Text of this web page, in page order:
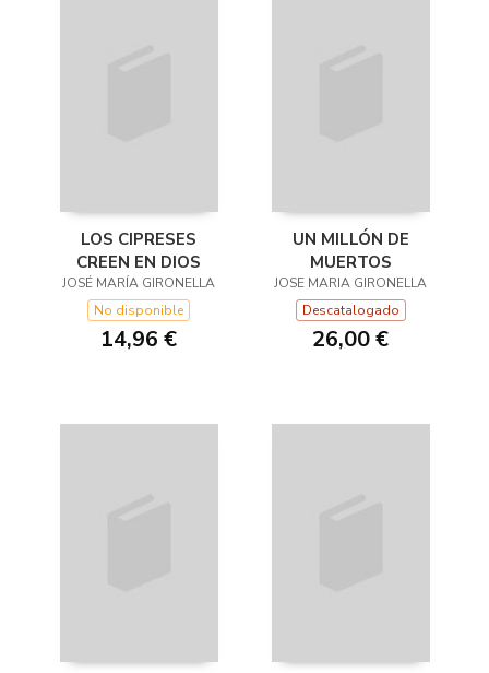
LOS CIPRESES
CREEN EN DIOS
JOSÉ MARÍA GIRONELLA
No disponible
14,96 €
UN MILLÓN DE
MUERTOS
JOSE MARIA GIRONELLA
Descatalogado
26,00 €